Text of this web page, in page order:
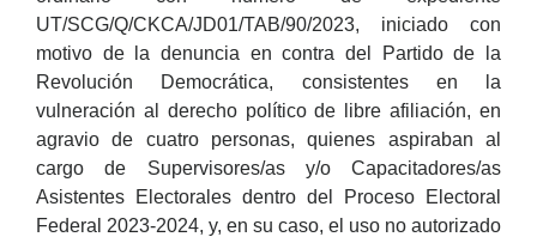
UT/SCG/Q/CKCA/JD01/TAB/90/2023, iniciado con
motivo de la denuncia en contra del Partido de la
Revolución Democrática, consistentes en la
vulneración al derecho político de libre afiliación, en
agravio de cuatro personas, quienes aspiraban al
cargo de Supervisores/as y/o Capacitadores/as
Asistentes Electorales dentro del Proceso Electoral
Federal 2023-2024, y, en su caso, el uso no autorizado